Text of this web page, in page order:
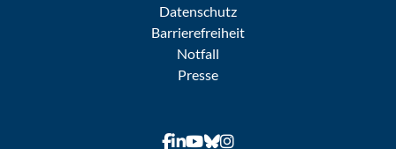
Datenschutz
Barrierefreiheit
Notfall
Presse